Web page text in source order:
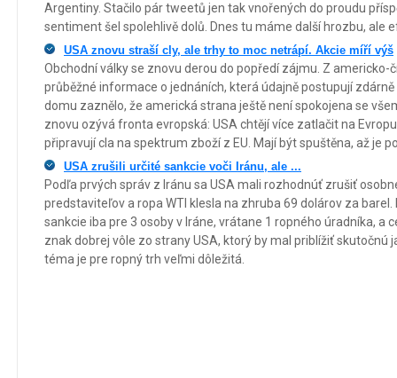
Argentiny. Stačilo pár tweetů jen tak vnořených do proudu
sentiment šel spolehlivě dolů. Dnes tu máme další hrozbu, ale
USA znovu straší cly, ale trhy to moc netrápí. Akcie míří výš
Obchodní války se znovu derou do popředí zájmu. Z
průběžné informace o jednáních, která údajně postupují
domu zaznělo, že americká strana ještě není spokojena se
znovu ozývá fronta evropská: USA chtějí více zatlačit na
připravují cla na spektrum zboží z EU. Mají být spuštěna, až je
USA zrušili určité sankcie voči Iránu, ale ...
Podľa prvých správ z Iránu sa USA mali rozhodnúť zrušiť
predstaviteľov a ropa WTI klesla na zhruba 69 dolárov za barel.
sankcie iba pre 3 osoby v Iráne, vrátane 1 ropného úradníka, a
znak dobrej vôle zo strany USA, ktorý by mal priblížiť skutočnú
téma je pre ropný trh veľmi dôležitá.